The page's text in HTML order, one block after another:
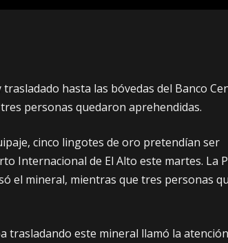
hasta las bóvedas del Banco
personas quedaron aprehendidas.
cinco lingotes de oro pretendían ser
Internacional de El Alto este martes. La
el mineral, mientras que tres personas
trasladando este mineral llamó la